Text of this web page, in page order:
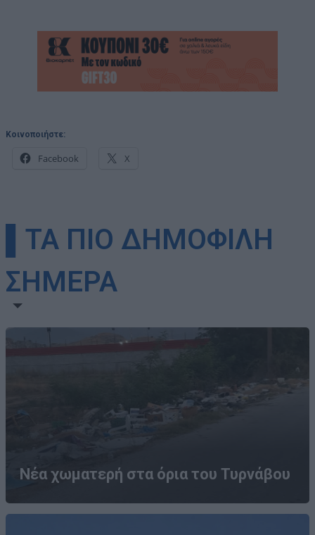
Κοινοποιήστε:
Facebook X
▌ΤΑ ΠΙΟ ΔΗΜΟΦΙΛΗ
ΣΗΜΕΡΑ
Νέα χωματερή στα όρια του Τυρνάβου